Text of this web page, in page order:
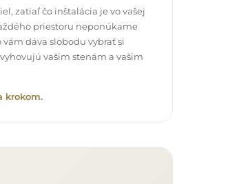
zatiaľ čo inštalácia je vo vašej
priestoru neponúkame
dáva slobodu vybrať si
vašim stenám a vašim
krokom.